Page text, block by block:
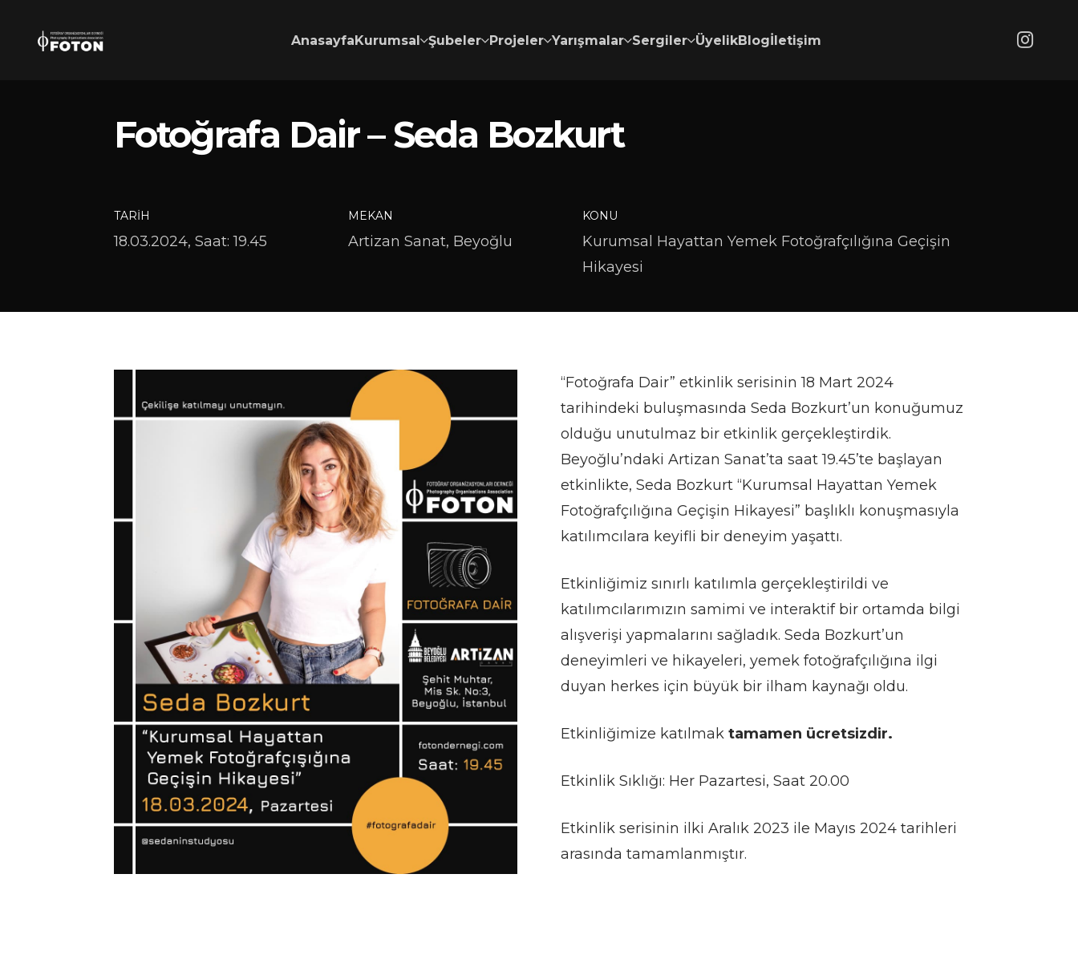
AnasayfaKurumsal Şubeler Projeler Yarışmalar Sergiler ÜyelikBlogİletişim
Fotoğrafa Dair – Seda Bozkurt
TARIH
18.03.2024, Saat: 19.45
MEKAN
Artizan Sanat, Beyoğlu
KONU
Kurumsal Hayattan Yemek Fotoğrafçılığına Geçişin
Hikayesi
“Fotoğrafa Dair” etkinlik serisinin 18 Mart 2024
tarihindeki buluşmasında Seda Bozkurt’un konuğumuz
olduğu unutulmaz bir etkinlik gerçekleştirdik.
Beyoğlu’ndaki Artizan Sanat’ta saat 19.45’te başlayan
etkinlikte, Seda Bozkurt “Kurumsal Hayattan Yemek
Fotoğrafçılığına Geçişin Hikayesi” başlıklı konuşmasıyla
katılımcılara keyifli bir deneyim yaşattı.
Etkinliğimiz sınırlı katılımla gerçekleştirildi ve
katılımcılarımızın samimi ve interaktif bir ortamda bilgi
alışverişi yapmalarını sağladık. Seda Bozkurt’un
deneyimleri ve hikayeleri, yemek fotoğrafçılığına ilgi
duyan herkes için büyük bir ilham kaynağı oldu.
Etkinliğimize katılmak tamamen ücretsizdir.
Etkinlik Sıklığı: Her Pazartesi, Saat 20.00
Etkinlik serisinin ilki Aralık 2023 ile Mayıs 2024 tarihleri
arasında tamamlanmıştır.